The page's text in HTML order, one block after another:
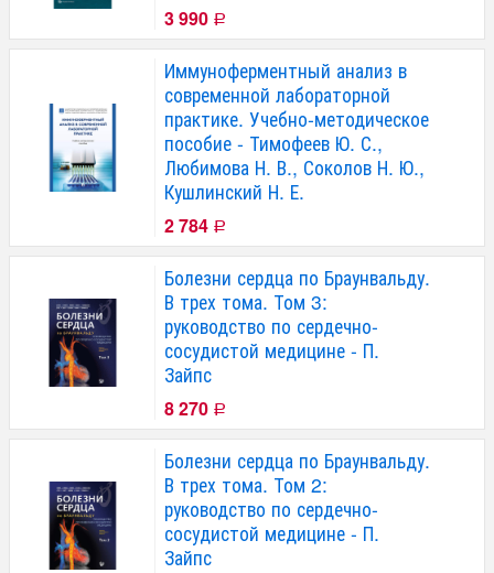
3 990 Р
Иммуноферментный анализ в
современной лабораторной
практике. Учебно-методическое
пособие - Тимофеев Ю. С.,
Любимова Н. В., Соколов Н. Ю.,
Кушлинский Н. Е.
2 784 Р
Болезни сердца по Браунвальду.
В трех тома. Том 3:
руководство по сердечно-
сосудистой медицине - П.
Зайпс
8 270 Р
Болезни сердца по Браунвальду.
В трех тома. Том 2:
руководство по сердечно-
сосудистой медицине - П.
Зайпс